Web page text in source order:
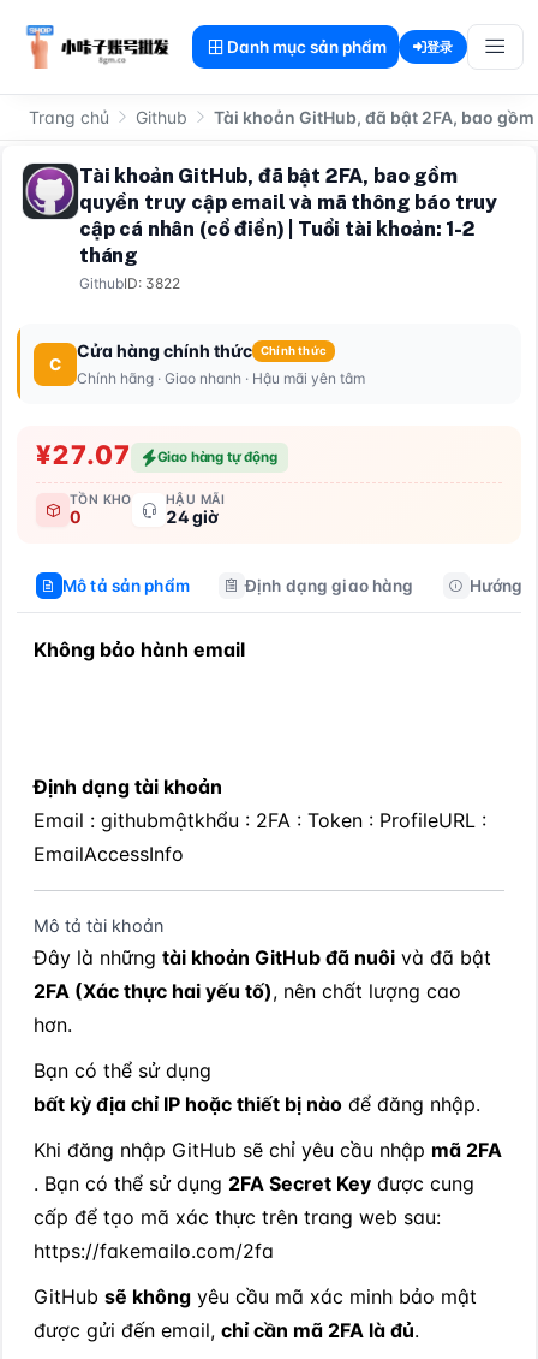
Danh mục sản phẩm 登录
Trang chủ Github Tài khoản GitHub, đã bật 2FA, bao
Tài khoản GitHub, đã bật 2FA, bao gồm
quyền truy cập email và mã thông báo truy
cập cá nhân (cổ điển) | Tuổi tài khoản: 1-2
tháng
GithubID: 3822
C
Cửa hàng chính thức Chính thức
Chính hãng · Giao nhanh · Hậu mãi yên tâm
¥27.07 Giao hàng tự động
TỒN KHO
0
HẬU MÃI
24 giờ
Mô tả sản phẩm Định dạng giao hàng Hướng
Không bảo hành email
Định dạng tài khoản
Email : githubmậtkhẩu : 2FA : Token : ProfileURL :
EmailAccessInfo
Mô tả tài khoản
Đây là những tài khoản GitHub đã nuôi và đã bật
2FA (Xác thực hai yếu tố), nên chất lượng cao
hơn.
Bạn có thể sử dụng
bất kỳ địa chỉ IP hoặc thiết bị nào để đăng nhập.
Khi đăng nhập GitHub sẽ chỉ yêu cầu nhập mã 2FA
. Bạn có thể sử dụng 2FA Secret Key được cung
cấp để tạo mã xác thực trên trang web sau:
https://fakemailo.com/2fa
GitHub sẽ không yêu cầu mã xác minh bảo mật
được gửi đến email, chỉ cần mã 2FA là đủ.